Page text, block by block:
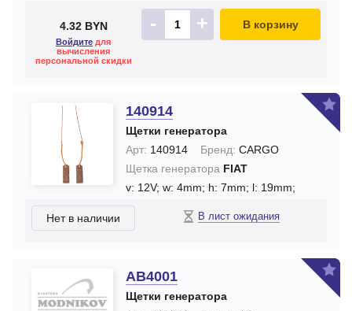
4.32 BYN
Войдите для
вычисления
персональной скидки
- + В корзину
140914
Щетки генератора
Арт: 140914 Бренд: CARGO
Щетка генератора FIAT
v: 12V; w: 4mm; h: 7mm; l: 19mm;
Нет в наличии В лист ожидания
AB4001
Щетки генератора